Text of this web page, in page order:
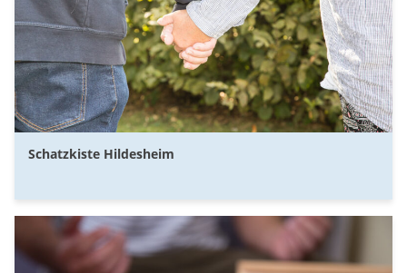
Schatzkiste Hildesheim